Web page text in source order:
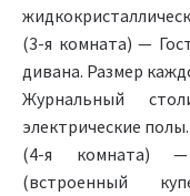
(3-я комната) —
дивана. Размер
Журнальный
электрические полы.
(4-я комната) —
(встроенный